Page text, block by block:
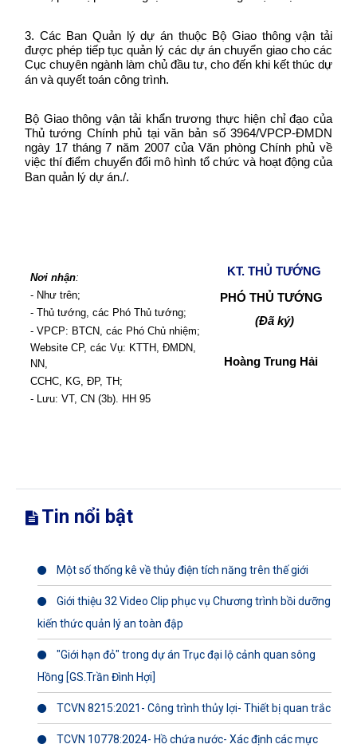
3. Các Ban Quản lý dự án thuộc Bộ Giao thông vận tải
được phép tiếp tục quản lý các dự án chuyển giao cho các
Cục chuyên ngành làm chủ đầu tư, cho đến khi kết thúc dự
án và quyết toán công trình.
Bộ Giao thông vận tải khẩn trương thực hiện chỉ đạo của
Thủ tướng Chính phủ tại văn bản số 3964/VPCP-ĐMDN
ngày 17 tháng 7 năm 2007 của Văn phòng Chính phủ về
việc thí điểm chuyển đổi mô hình tổ chức và hoạt động của
Ban quản lý dự án./.
Nơi nhận:
- Như trên;
- Thủ tướng, các Phó Thủ tướng;
- VPCP: BTCN, các Phó Chủ nhiệm;
Website CP, các Vụ: KTTH, ĐMDN,
NN,
CCHC, KG, ĐP, TH;
- Lưu: VT, CN (3b). HH 95
KT. THỦ TƯỚNG
PHÓ THỦ TƯỚNG
(Đã ký)
Hoàng Trung Hải
Tin nổi bật
Một số thống kê về thủy điện tích năng trên thế giới
Giới thiệu 32 Video Clip phục vụ Chương trình bồi dưỡng
kiến thức quản lý an toàn đập
"Giới hạn đỏ" trong dự án Trục đại lộ cảnh quan sông
Hồng [GS.Trần Đình Hợi]
TCVN 8215:2021- Công trình thủy lợi- Thiết bị quan trắc
TCVN 10778:2024- Hồ chứa nước- Xác định các mực